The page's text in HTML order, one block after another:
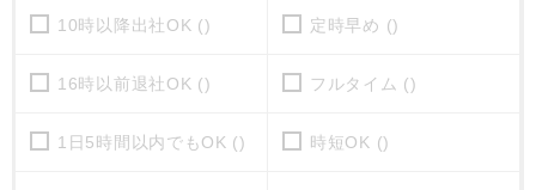
10時以降出社OK () 定時早め ()
16時以前退社OK () フルタイム ()
1日5時間以内でもOK () 時短OK ()